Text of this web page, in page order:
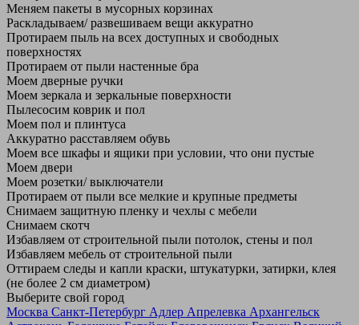
Меняем пакеты в мусорных корзинах
Раскладываем/ развешиваем вещи аккуратно
Протираем пыль на всех доступных и свободных
поверхностях
Протираем от пыли настенные бра
Моем дверные ручки
Моем зеркала и зеркальные поверхности
Пылесосим коврик и пол
Моем пол и плинтуса
Аккуратно расставляем обувь
Моем все шкафы и ящики при условии, что они пустые
Моем двери
Моем розетки/ выключатели
Протираем от пыли все мелкие и крупные предметы
Снимаем защитную пленку и чехлы с мебели
Снимаем скотч
Избавляем от строительной пыли потолок, стены и пол
Избавляем мебель от строительной пыли
Оттираем следы и капли краски, штукатурки, затирки, клея
(не более 2 см диаметром)
Выберите свой город
Москва Санкт-Петербург Адлер Апрелевка Архангельск